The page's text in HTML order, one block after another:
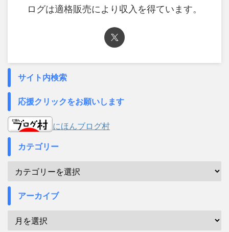
ログは適格販売により収入を得ています。
サイト内検索
応援クリックをお願いします
にほんブログ村
カテゴリー
アーカイブ